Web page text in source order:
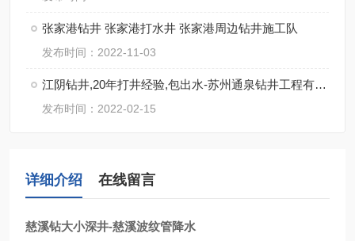
张家港钻井 张家港打水井 张家港周边钻井施工队
发布时间：2022-11-03
江阴钻井,20年打井经验,包出水-苏州通泉钻井工程有限公司
发布时间：2022-02-15
详细介绍 在线留言
慈溪钻大小深井-慈溪波纹管降水